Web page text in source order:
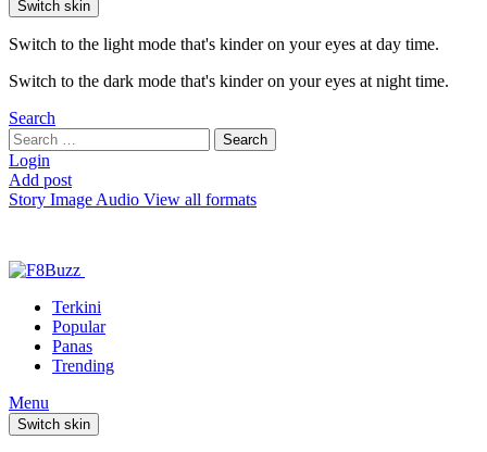
Switch skin
Switch to the light mode that's kinder on your eyes at day time.
Switch to the dark mode that's kinder on your eyes at night time.
Search
Search
for:
Search
Login
Add post
Story Image Audio View all formats
Terkini
Popular
Panas
Trending
Menu
Switch skin